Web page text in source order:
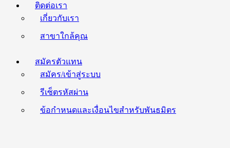
ติดต่อเรา
เกี่ยวกับเรา
สาขาใกล้คุณ
สมัครตัวแทน
สมัคร/เข้าสู่ระบบ
รีเซ็ตรหัสผ่าน
ข้อกำหนดและเงื่อนไขสำหรับพันธมิตร